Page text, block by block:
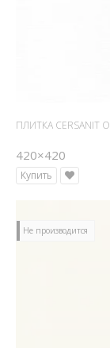
ПЛИТКА CERSANIT
420×420
Купить
Не производится